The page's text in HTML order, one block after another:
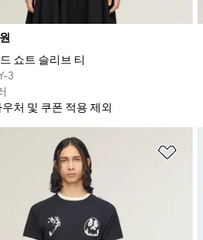
쇼트 슬리브 티
3
우처 및 쿠폰 적용 제외